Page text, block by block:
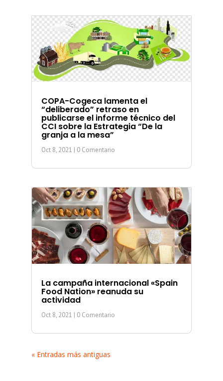
COPA-Cogeca lamenta el
“deliberado” retraso en
publicarse el informe técnico del
CCI sobre la Estrategia “De la
granja a la mesa”
Oct 8, 2021 | 0 Comentario
La campaña internacional «Spain
Food Nation» reanuda su
actividad
Oct 8, 2021 | 0 Comentario
« Entradas más antiguas